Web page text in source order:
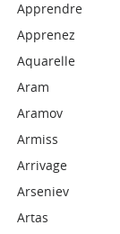
Apprendre
Apprenez
Aquarelle
Aram
Aramov
Armiss
Arrivage
Arseniev
Artas